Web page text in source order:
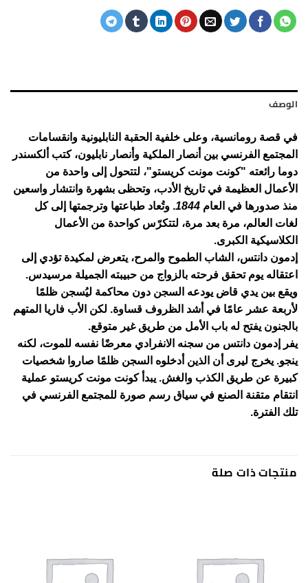
الوصف
في قصة رومانسية، وعلى خلفية الحقبة النابليونية وانقسامات
المجتمع الفرنسي بين أنصار الملكية وأنصار نابليون، كتب ألكسندر
دوما رائعته "كونت مونت كريستو"، لتتحول إلى واحدة من
الأعمال العظيمة في تاريخ الأدب، وتحظى بشهرة وانتشار واسعين
منذ صدورها في العام 1844. وتُعاد طباعتها وترجمتها إلى كل
لغات العالم، مرة بعد مرة، لتتكرّس كواحدة من الأعمال
الكلاسيكية الكبرى.
إدمون دانتس، الشاب الطموح والمرح، يتعرض لمكيدة تؤدي إلى
اعتقاله يوم تحقق فرحته بالزواج من حبيبته الجميلة مرسيدس.
ويقع بين يدي قاض يودعه السجن دون محاكمة ليُسجن ظلمًا
لأربعة عشر عامًا في أشد الظروف قساوة. لكن الأب فاريا المتهم
بالجنون يفتح له باب الأمل من طريق غير متوقع.
يفر إدمون دانتس من سجنه الانفرادي معرضًا نفسه للموت، لكنه
ينجو. يخرج ليرى أن الذين أدخلوه السجن ظلمًا صاروا شخصيات
كبيرة عن طريق الكذب والغش. يبدأ كونت مونت كريستو عملية
انتقام متقنة الصنع في سياق رسم صورة للمجتمع الفرنسي في
تلك الفترة.
منتجات ذات صلة